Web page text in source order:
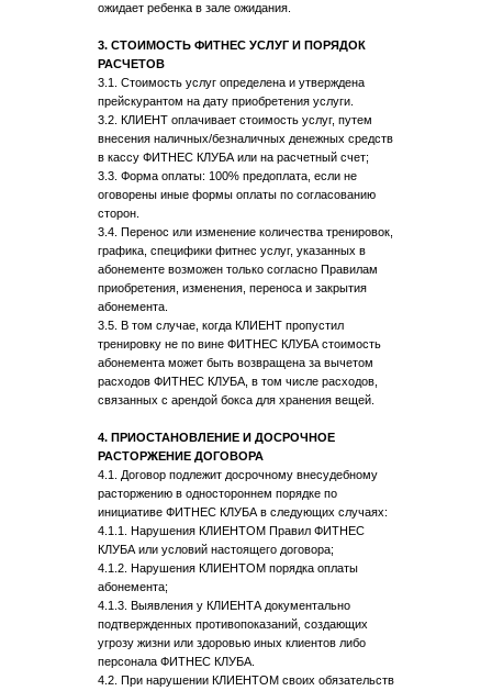
ожидает ребенка в зале ожидания.
3. СТОИМОСТЬ ФИТНЕС УСЛУГ И ПОРЯДОК
РАСЧЕТОВ
3.1. Стоимость услуг определена и утверждена
прейскурантом на дату приобретения услуги.
3.2. КЛИЕНТ оплачивает стоимость услуг, путем
внесения наличных/безналичных денежных средств
в кассу ФИТНЕС КЛУБА или на расчетный счет;
3.3. Форма оплаты: 100% предоплата, если не
оговорены иные формы оплаты по согласованию
сторон.
3.4. Перенос или изменение количества тренировок,
графика, специфики фитнес услуг, указанных в
абонементе возможен только согласно Правилам
приобретения, изменения, переноса и закрытия
абонемента.
3.5. В том случае, когда КЛИЕНТ пропустил
тренировку не по вине ФИТНЕС КЛУБА стоимость
абонемента может быть возвращена за вычетом
расходов ФИТНЕС КЛУБА, в том числе расходов,
связанных с арендой бокса для хранения вещей.
4. ПРИОСТАНОВЛЕНИЕ И ДОСРОЧНОЕ
РАСТОРЖЕНИЕ ДОГОВОРА
4.1. Договор подлежит досрочному внесудебному
расторжению в одностороннем порядке по
инициативе ФИТНЕС КЛУБА в следующих случаях:
4.1.1. Нарушения КЛИЕНТОМ Правил ФИТНЕС
КЛУБА или условий настоящего договора;
4.1.2. Нарушения КЛИЕНТОМ порядка оплаты
абонемента;
4.1.3. Выявления у КЛИЕНТА документально
подтвержденных противопоказаний, создающих
угрозу жизни или здоровью иных клиентов либо
персонала ФИТНЕС КЛУБА.
4.2. При нарушении КЛИЕНТОМ своих обязательств